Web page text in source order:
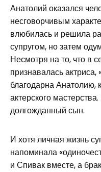
Анатолий оказался
несговорчивым
влюбилась и решила
супругом, но затем
Несмотря на то, что в
признавалась актриса,
благодарна Анатолию,
актерского
долгожданный сын.
И хотя личная жизнь
напоминала
и Спивак вместе, а